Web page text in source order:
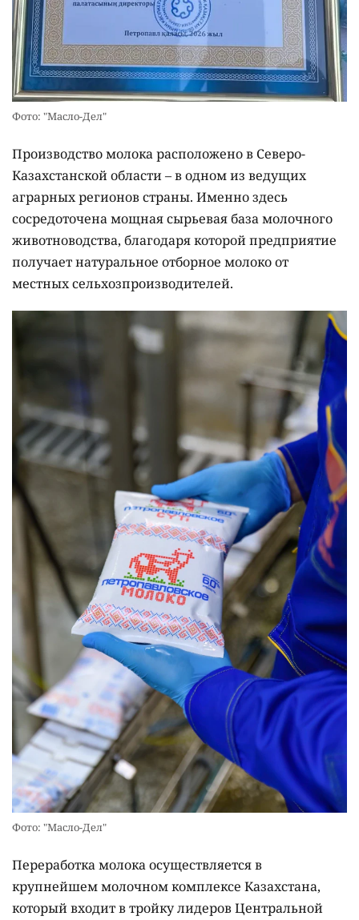
Фото: "Масло-Дел"
Производство молока расположено в Северо-
Казахстанской области – в одном из ведущих
аграрных регионов страны. Именно здесь
сосредоточена мощная сырьевая база молочного
животноводства, благодаря которой предприятие
получает натуральное отборное молоко от
местных сельхозпроизводителей.
Фото: "Масло-Дел"
Переработка молока осуществляется в
крупнейшем молочном комплексе Казахстана,
который входит в тройку лидеров Центральной